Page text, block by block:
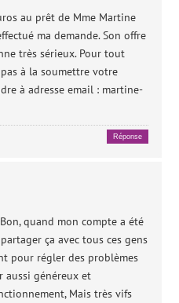
au prêt de Mme Martine
ma demande. Son offre
très sérieux. Pour tout
à la soumettre votre
à adresse email : martine-
Réponse
quand mon compte a été
ça avec tous ces gens
pour régler des problèmes
aussi généreux et
Mais très vifs